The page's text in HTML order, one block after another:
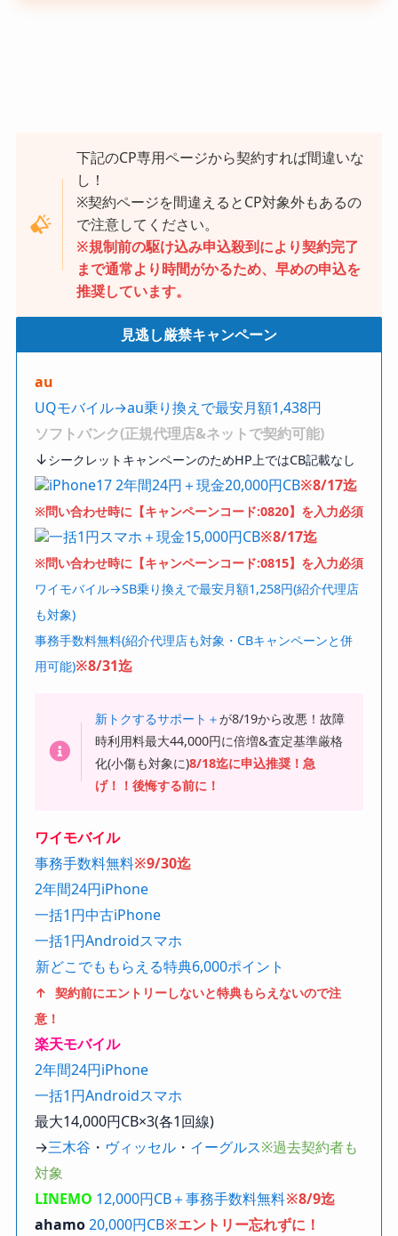
下記のCP専用ページから契約すれば間違いな
し！
※契約ページを間違えるとCP対象外もあるの
で注意してください。
※規制前の駆け込み申込殺到により契約完了
まで通常より時間がかるため、早めの申込を
推奨しています。
見逃し厳禁キャンペーン
au
UQモバイル→au乗り換えで最安月額1,438円
ソフトバンク(正規代理店&ネットで契約可能)
↓シークレットキャンペーンのためHP上ではCB記載なし
iPhone17 2年間24円＋現金20,000円CB※8/17迄
※問い合わせ時に【キャンペーンコード:0820】を入力必須
一括1円スマホ＋現金15,000円CB※8/17迄
※問い合わせ時に【キャンペーンコード:0815】を入力必須
ワイモバイル→SB乗り換えで最安月額1,258円(紹介代理店
も対象)
事務手数料無料(紹介代理店も対象・CBキャンペーンと併
用可能)※8/31迄
新トクするサポート＋が8/19から改悪！故障
時利用料最大44,000円に倍増&査定基準厳格
化(小傷も対象に)8/18迄に申込推奨！急
げ！！後悔する前に！
ワイモバイル
事務手数料無料※9/30迄
2年間24円iPhone
一括1円中古iPhone
一括1円Androidスマホ
新どこでももらえる特典6,000ポイント
↑ 契約前にエントリーしないと特典もらえないので注
意！
楽天モバイル
2年間24円iPhone
一括1円Androidスマホ
最大14,000円CB×3(各1回線)
→三木谷 ・ ヴィッセル・ イーグルス※過去契約者も
対象
LINEMO 12,000円CB＋事務手数料無料※8/9迄
ahamo20,000円CB※エントリー忘れずに！